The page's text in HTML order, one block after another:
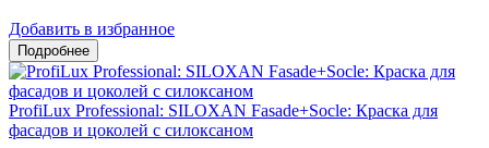
Добавить в избранное
ProfiLux Professional: SILOXAN Fasade+Socle: Краска для
фасадов и цоколей c силоксаном